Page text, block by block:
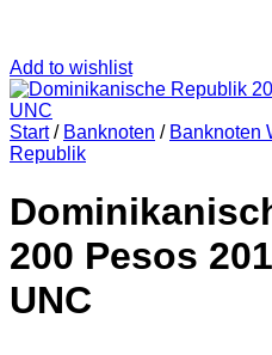
Add to wishlist
Start / Banknoten / Banknoten
Republik
200 Pesos
UNC